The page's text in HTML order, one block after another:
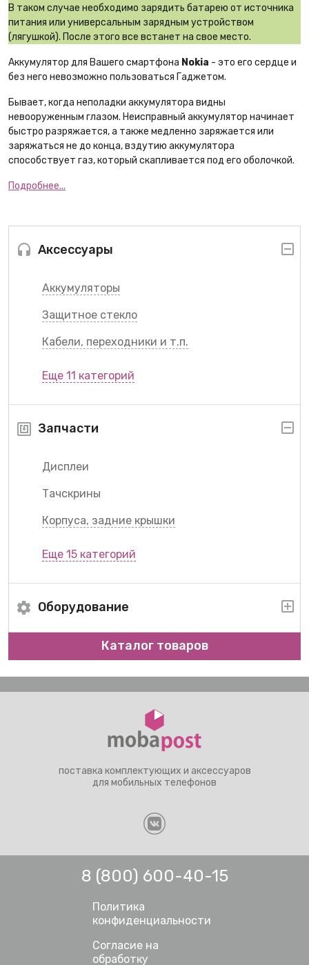
Аксессуары
Аккумуляторы
Защитное стекло
Кабели, переходники и т.п.
Еще 11 категорий
Запчасти
Дисплеи
Тачскрины
Корпуса, задние крышки
Еще 15 категорий
Оборудование
Каталог товаров
В таком случае необходимо зарядить батарею от источника
питания или универсальным зарядным устройством
(лягушкой). После этого все встанет на свое место.
Аккумулятор для Вашего смартфона Nokia - это его сердце и
без него невозможно пользоваться Гаджетом.
Бывает, когда неполадки аккумулятора видны
невооруженным глазом. Неисправный аккумулятор начинает
быстро разряжается, а также медленно заряжается или
заряжаться не до конца, вздутию аккумулятора
способствует газ, который скапливается под его оболочкой.
Подробнее...
поставка комплектующих и аксессуаров
для мобильных телефонов
8 (800) 600-40-15
Политика
конфиденциальности
Согласие на
обработку